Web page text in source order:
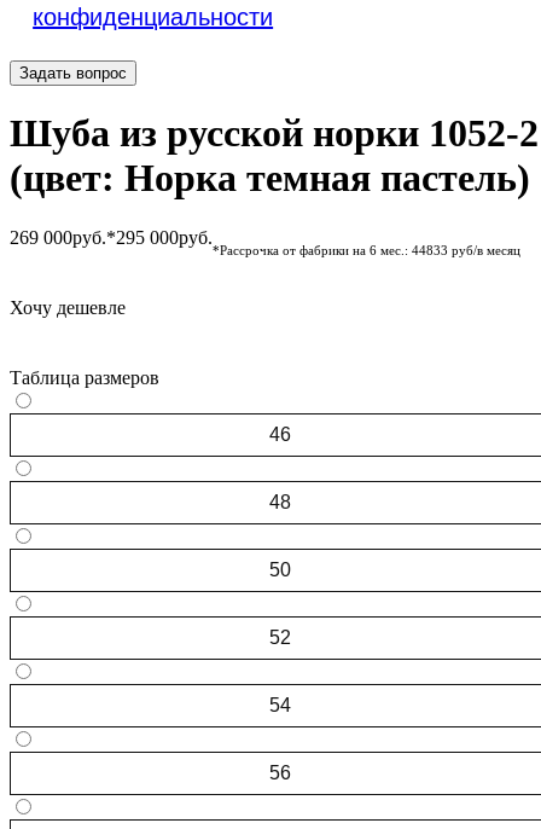
конфиденциальности
Задать вопрос
Шуба из русской норки 1052-2
(цвет: Норка темная пастель)
269 000руб.*295 000руб.
*Рассрочка от фабрики на 6 мес.: 44833 руб/в месяц
Хочу дешевле
Таблица размеров
46
48
50
52
54
56